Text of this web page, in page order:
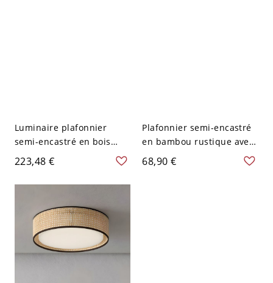
Luminaire plafonnier
semi-encastré en bois
naturel avec abat-jour en
rotin pour usage
résidentiel - 110 V-120 V
223,48 €
Plafonnier semi-encastré
en bambou rustique avec
abat-jour en bois et
direction vers le bas - 110
68,90 €